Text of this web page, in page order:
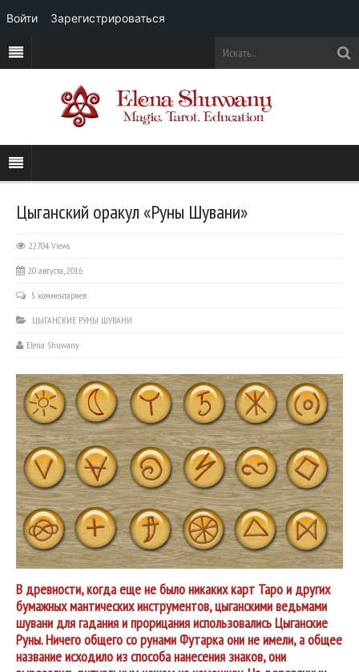
Цыганский оракул «Руны Шувани»
22704 Views
20 августа, 2016
5 комментариев
ЦЫГАНСКИЕ РУНЫ ШУВАНИ
Elena Shuwany
В древности, когда еще не было никаких карт Таро и других
бумажных мантических инструментов, цыганскими ведьмами
шувани для гадания и прорицания использовались Цыганские
Руны. Ничего общего со рунами Футарка они не имели, а общее
название исходило из способа нанесения знаков, они
Войти Зарегистрироваться